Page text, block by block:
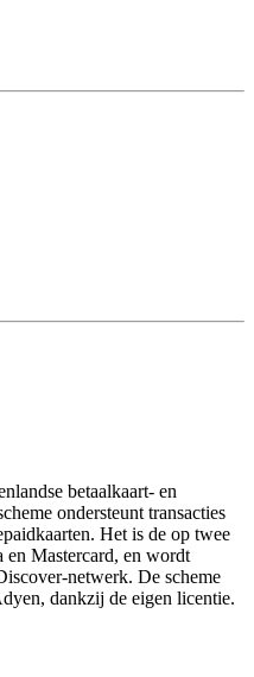
betaalkaart- en
ondersteunt transacties
Het is de op twee
Mastercard, en wordt
netwerk. De scheme
dankzij de eigen licentie.